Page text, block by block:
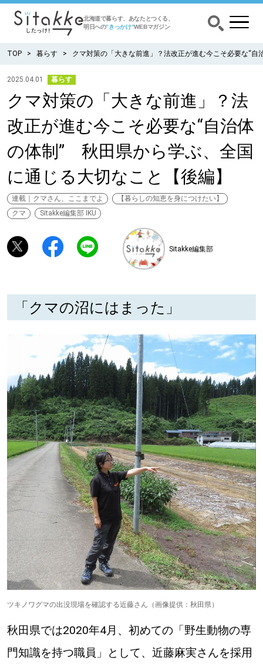
北海道で暮らす、あなたとつくる、
明日への”きっかけ”WEBマガジン
CATEGORY カテゴリー
食べる
出かける
暮らす
深める
SitakkeTV
LOCAL ローカルエリア
all
札幌
道北
道南
道東
道央
KEYWORD キーワード
Sitakke編集部あい
TOP 暮らす クマ対策の「大きな前進」？法改正が進む今こそ必要な“
2025.04.01 暮らす
クマ対策の「大きな前進」？法
改正が進む今こそ必要な“自治体
の体制” 秋田県から学ぶ、全国
に通じる大切なこと【後編】
連載｜クマさん、ここまでよ
【暮らしの知恵を身につけたい】
クマ
Sitakke編集部 IKU
Sitakke編集部
「クマの沼にはまった」
ツキノワグマの出没現場を確認する近藤さん（画像提供：秋田県）
秋田県では2020年4月、初めての「野生動物の専
門知識を持つ職員」として、近藤麻実さんを採用